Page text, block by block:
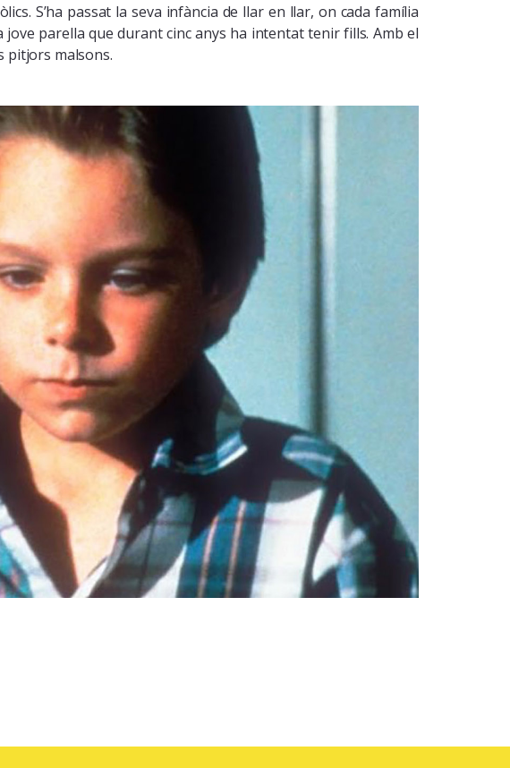
S’ha passat la seva infància de llar en llar, on cada família
parella que durant cinc anys ha intentat tenir fills. Amb el
pitjors malsons.